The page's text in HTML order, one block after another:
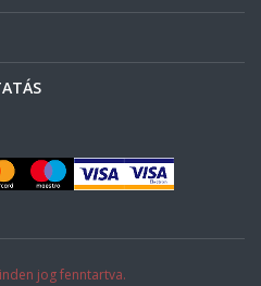
jog fenntartva.